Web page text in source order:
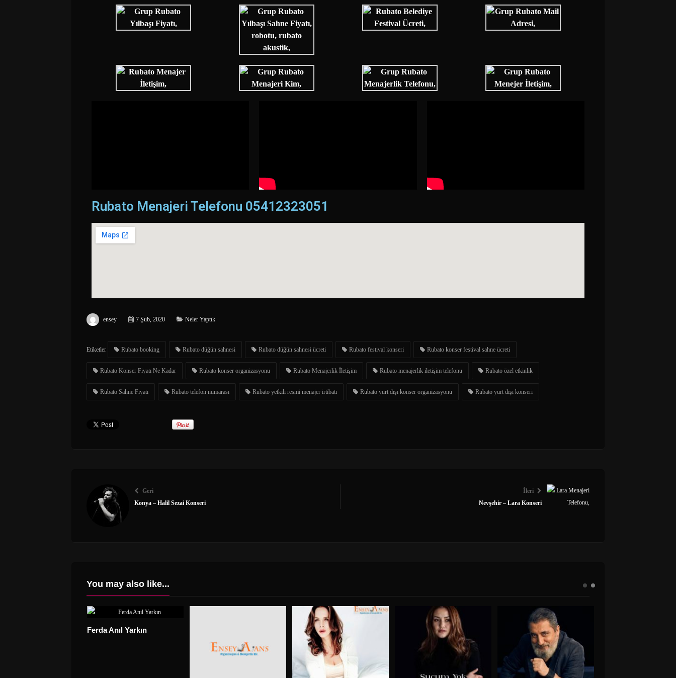
Rubato Menajeri Telefonu 05412323051
ensey 7 Şub, 2020 Neler Yaptık
Etiketler Rubato booking Rubato düğün sahnesi Rubato düğün sahnesi ücreti Rubato festival konseri Rubato konser festival sahne ücreti
Rubato Konser Fiyatı Ne Kadar Rubato konser organizasyonu Rubato Menajerlik İletişim Rubato menajerlik iletişim telefonu Rubato özel etkinlik
Rubato Sahne Fiyatı Rubato telefon numarası Rubato yetkili resmi menajer irtibatı Rubato yurt dışı konser organizasyonu Rubato yurt dışı konseri
Geri
Konya – Halil Sezai Konseri
İleri
Nevşehir – Lara Konseri
You may also like...
Ferda Anıl Yarkın